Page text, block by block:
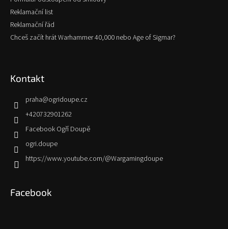
Reklamační list
Reklamační řád
Chceš začít hrát Warhammer 40,000 nebo Age of Sigmar?
Kontakt
praha@ogridoupe.cz
+420732901262
Facebook Ogří Doupě
ogri.doupe
https://www.youtube.com/@Wargamingdoupe
Facebook